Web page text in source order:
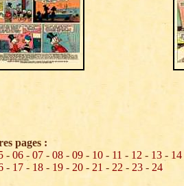
pages :
- 06 - 07 - 08 - 09 - 10 - 11 - 12 - 13 - 14
- 17 - 18 - 19 - 20 - 21 - 22 - 23 - 24